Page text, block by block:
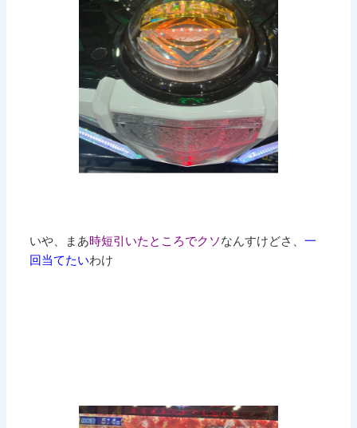
いや、まあ時短引いたところでクソなんすけどさ、一
回当てたいわけ